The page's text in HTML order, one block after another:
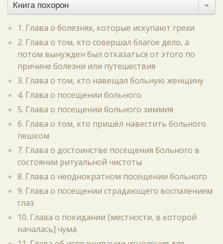
Книга похорон
1. Глава о болезнях, которые искупают грехи
2. Глава о том, кто совершал благое дело, а
потом вынужден был отказаться от этого по
причине болезни или путешествия
3. Глава о том, кто навещал больную женщину
4. Глава о посещении больного
5. Глава о посещении больного зиммия
6. Глава о том, кто пришёл навестить больного
пешком
7. Глава о достоинстве посещения больного в
состоянии ритуальной чистоты
8. Глава о неоднократном посещении больного
9. Глава о посещении страдающего воспалением
глаз
10. Глава о покидании [местности, в которой
началась] чума